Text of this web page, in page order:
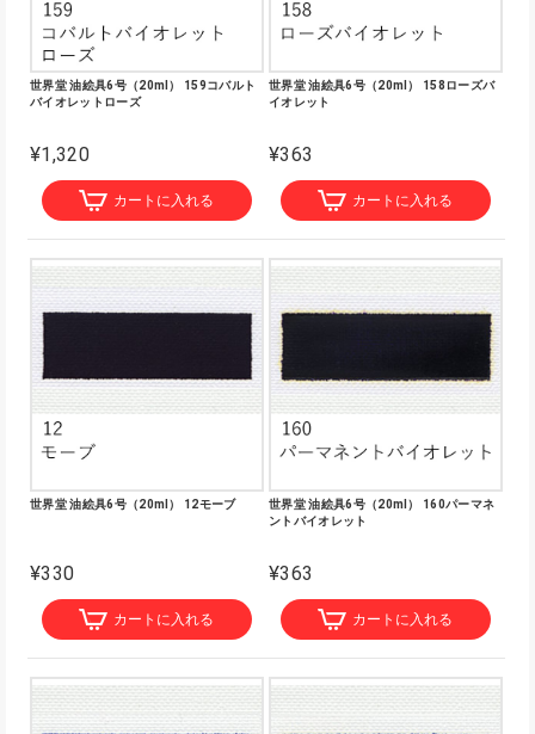
世界堂 油絵具6号（20ml） 159コバルト
バイオレットローズ
¥1,320
カートに入れる
世界堂 油絵具6号（20ml） 158ローズバ
イオレット
¥363
カートに入れる
世界堂 油絵具6号（20ml） 12モーブ
¥330
カートに入れる
世界堂 油絵具6号（20ml） 160パーマネ
ントバイオレット
¥363
カートに入れる